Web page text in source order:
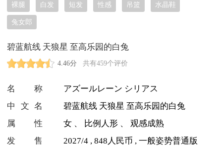
裸腿 白发 短发 性感 吊篮 水晶鞋
兔女郎
碧蓝航线 天狼星 至高乐园的白兔
4.46分 共有459个评价
名称
アズールレーン シリアス
中文名
碧蓝航线 天狼星 至高乐园的白兔
属性
女、 比例人形、 观感成熟
发售
2027/4 , 848人民币 , 一般姿势普通版